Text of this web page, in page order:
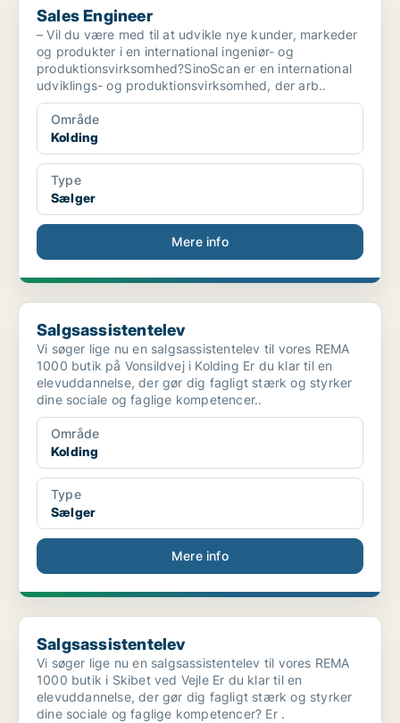
Sales Engineer
– Vil du være med til at udvikle nye kunder, markeder
og produkter i en international ingeniør- og
produktionsvirksomhed?SinoScan er en international
udviklings- og produktionsvirksomhed, der arb..
Område
Kolding
Type
Sælger
Mere info
Salgsassistentelev
Salgsassistentelev
Vi søger lige nu en salgsassistentelev til vores REMA
1000 butik på Vonsildvej i Kolding Er du klar til en
elevuddannelse, der gør dig fagligt stærk og styrker
dine sociale og faglige kompetencer..
Område
Kolding
Type
Sælger
Mere info
Salgsassistentelev
Salgsassistentelev
Vi søger lige nu en salgsassistentelev til vores REMA
1000 butik i Skibet ved Vejle Er du klar til en
elevuddannelse, der gør dig fagligt stærk og styrker
dine sociale og faglige kompetencer? Er .